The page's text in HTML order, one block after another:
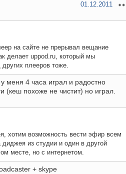
01.12.2011
на сайте не прерывал вещание
делает uppod.ru, который мы
плееров тоже.
меня 4 часа играл и радостно
(кеш похоже не чистит) но играл.
хотим возможность вести эфир всем
диджея из студии и один в другой
месте, но с интернетом.
+ skype